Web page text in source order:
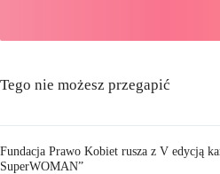
Tego nie możesz przegapić
Fundacja Prawo Kobiet rusza z V edycją
SuperWOMAN”